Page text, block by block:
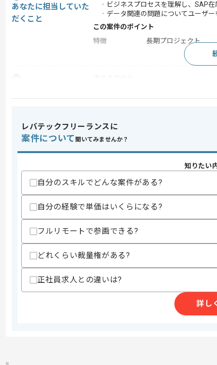
あなたに担当していた
だくこと
‐ビジネスプロセスを理解し、SAP在
‐データ関連の問題についてユーザー
この案件のポイント
特徴
長期プロジェクト
・MM-IM、PP、SDなどのSAPモジュー
スキルに不安がある方へ
上記に似た経験やスキルをお持ちであれば申
精算・お支払い
精算条件
有
精算基準時間
160時間〜180時間
支払いサイト
15日
その他募集要項
商談回数
募集人数
1人
作業開始日
レバテックフリーランスに
案件について 聞いてみませんか？
知りたい
自分のスキルでどんな案件がある?
自分の経験で単価はいくらになる?
フルリモートで参画できる?
どれくらい裁量権がある?
正社員求人との違いは?
詳し